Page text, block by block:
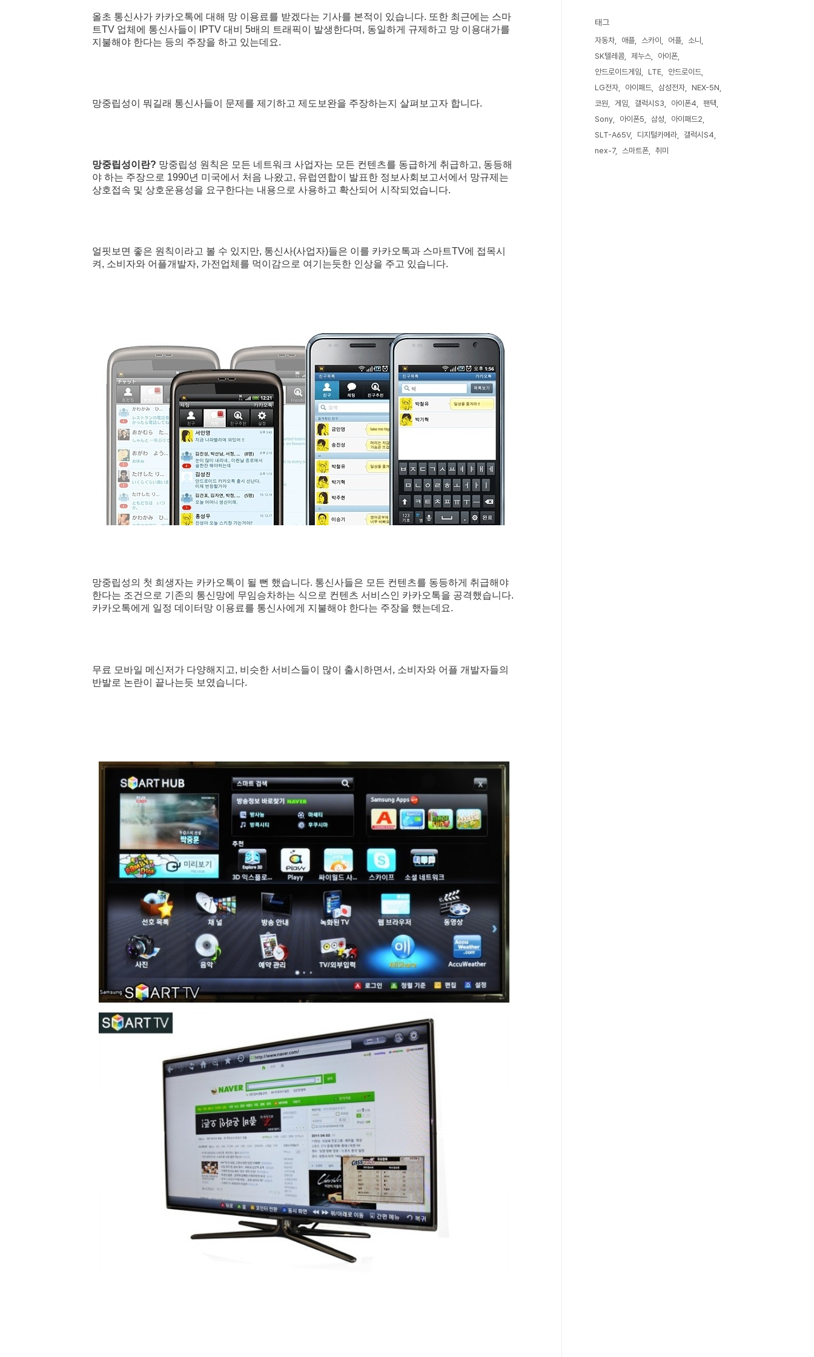
올초 통신사가 카카오톡에 대해 망 이용료를 받겠다는 기사를 본적이 있습니다. 또한 최근에는 스마
트TV 업체에 통신사들이 IPTV 대비 5배의 트래픽이 발생한다며, 동일하게 규제하고 망 이용대가를
지불해야 한다는 등의 주장을 하고 있는데요.
망중립성이 뭐길래 통신사들이 문제를 제기하고 제도보완을 주장하는지 살펴보고자 합니다.
망중립성이란? 망중립성 원칙은 모든 네트워크 사업자는 모든 컨텐츠를 동급하게 취급하고, 동등해
야 하는 주장으로 1990년 미국에서 처음 나왔고, 유럽연합이 발표한 정보사회보고서에서 망규제는
상호접속 및 상호운용성을 요구한다는 내용으로 사용하고 확산되어 시작되었습니다.
얼핏보면 좋은 원칙이라고 볼 수 있지만, 통신사(사업자)들은 이를 카카오톡과 스마트TV에 접목시
켜, 소비자와 어플개발자, 가전업체를 먹이감으로 여기는듯한 인상을 주고 있습니다.
망중립성의 첫 희생자는 카카오톡이 될 뻔 했습니다. 통신사들은 모든 컨텐츠를 동등하게 취급해야
한다는 조건으로 기존의 통신망에 무임승차하는 식으로 컨텐츠 서비스인 카카오톡을 공격했습니다.
카카오톡에게 일정 데이터 망 이용료를 통신사에게 지불해야 한다는 주장을 했는데요.
무료 모바일 메신저가 다양해지고, 비슷한 서비스들이 많이 출시하면서, 소비자와 어플 개발자들의
반발로 논란이 끝나는듯 보였습니다.
태그
자동차 애플 스카이 어플
소니
SK텔레콤
제누스
아이폰
안드로이드게임
LTE
안드로이드
LG전자
아이패드 삼성전자
NEX-5N
코원
게임 갤럭시S3 아이폰4
팬택
Sony
아이폰5 삼성
아이패드2
SLT-A65V
디지털카메라
갤럭시S4
nex-7
스마트폰 취미